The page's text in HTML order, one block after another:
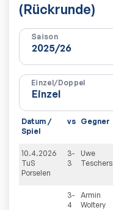
(Rückrunde)
Saison
Einzel/Doppel
Datum /
Spiel
vs Gegner
10.4.2026
TuS
Porselen
3-
3
Uwe
Teschers
3-
4
Armin
Woltery